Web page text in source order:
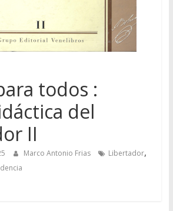
todos :
del
II
Marco Antonio Frias Libertador,